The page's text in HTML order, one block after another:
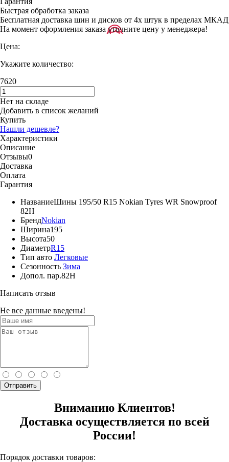
Быстрая обработка заказа
Бесплатная доставка шин и дисков от 4х штук в пределах МКАД
На момент оформления заказа уточните цену у менеджера!
Цена:
Укажите количество:
7620
Нет на складе
Добавить в список желаний
Купить
Нашли дешевле?
Характеристики
Описание
Отзывы0
Доставка
Оплата
Гарантия
НазваниеШины 195/50 R15 Nokian Tyres WR Snowproof
82H
БрендNokian
Ширина195
Высота50
ДиаметрR15
Тип авто Легковые
Сезонность Зима
Допол. пар.82H
Написать отзыв
Не все данные введены!
Отправить
Вниманию Клиентов!
Доставка осуществляется по всей
России!
Порядок доставки товаров: